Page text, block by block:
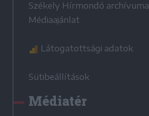
Székely Hírmondó archívuma
Médiaajánlat
Látogatottsági adatok
Sütibeállítások
Médiatér